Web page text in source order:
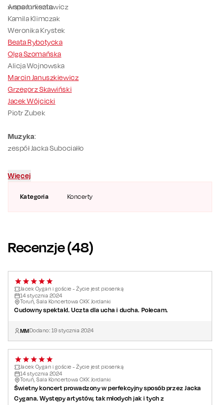
Kategoria Koncerty
wspomnienia.
Anna Jurksztowicz
Kamila Klimczak
Weronika Krystek
Beata Rybotycka
Olga Szomańska
Alicja Wojnowska
Marcin Januszkiewicz
Grzegorz Skawiński
Jacek Wójcicki
Piotr Zubek
Muzyka:
zespół Jacka Subociałło
Więcej
Recenzje (48)
Jacek Cygan i goście - Życie jest piosenką
14stycznia 2024
Toruń, Sala Koncertowa CKK Jordanki
Cudowny spektakl. Uczta dla ucha i ducha. Polecam.
MMDodano: 19 stycznia 2024
Jacek Cygan i goście - Życie jest piosenką
14stycznia 2024
Toruń, Sala Koncertowa CKK Jordanki
Świetny koncert prowadzony w perfekcyjny sposób przez Jacka
Cygana. Występy artystów, tak młodych jak i tych z